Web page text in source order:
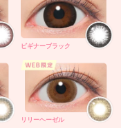
ビギナーブラック
リリーヘーゼル